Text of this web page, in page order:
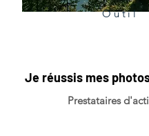
Outil
Je réussis mes
Prestataires